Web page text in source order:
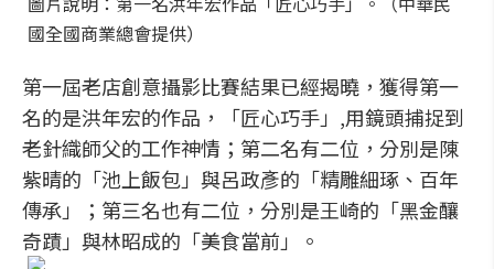
國全國商業總會提供）
第一屆老店創意攝影比賽結果已經揭曉，獲得第一
名的是洪年宏的作品，「匠心巧手」,用鏡頭捕捉到
老針織師父的工作神情；第二名有二位，分別是陳
紫晴的「池上飯包」與呂政彥的「精雕細琢、百年
傳承」；第三名也有二位，分別是王崎的「黑金釀
奇蹟」與林昭成的「美食當前」。